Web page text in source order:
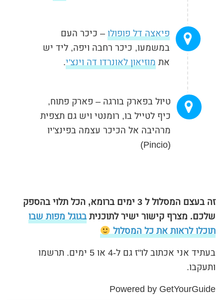
פיאצה דל פופולו– כיכר העם
במשמעו, כיכר רחבה ויפה, ליד יש
אתמוזיאון לאונרדו דה וינצ'י.
טיול בפארק בורגה – פארק פתוח,
כיף לטייל בו, רומנטי ויש גם תצפית
מרהיבה אל הכיכר עצמה בפינצ'יו
(Pincio)
זה בעצם המסלול ל 3 ימים ברומא, הכל תלוי בהספק
שלכם. מצרף קישור ישיר לתוכניתבגוגל מפות שבו
תוכלו לראות את כל המסלול
בעתיד אני אכתוב לו"ז גם ל-4 או 5 ימים. תרשמו
ותעקבו.
Powered by GetYourGuide